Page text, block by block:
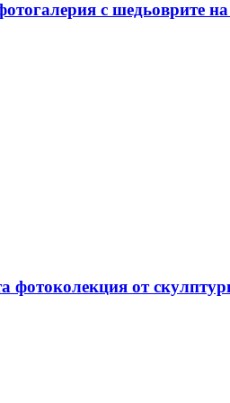
с шедьоврите
фотоколекция от